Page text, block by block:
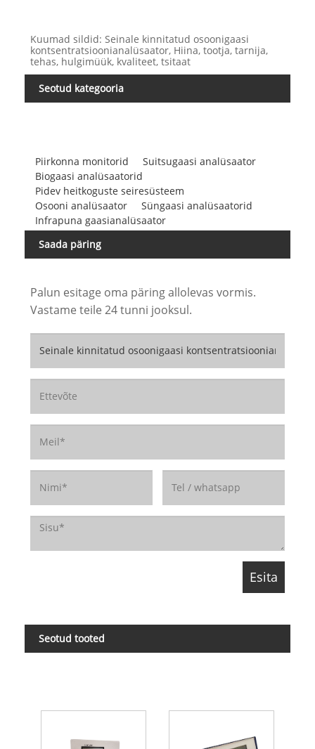
Kuumad sildid: Seinale kinnitatud osoonigaasi
kontsentratsioonianalüsaator, Hiina, tootja, tarnija,
tehas, hulgimüük, kvaliteet, tsitaat
Seotud kategooria
Piirkonna monitorid
Suitsugaasi analüsaator
Biogaasi analüsaatorid
Pidev heitkoguste seiresüsteem
Osooni analüsaator
Süngaasi analüsaatorid
Infrapuna gaasianalüsaator
Saada päring
Palun esitage oma päring allolevas vormis.
Vastame teile 24 tunni jooksul.
Seotud tooted